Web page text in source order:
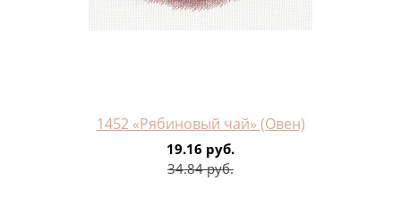
1452 «Рябиновый чай» (Овен)
19.16 руб.
34.84 руб.